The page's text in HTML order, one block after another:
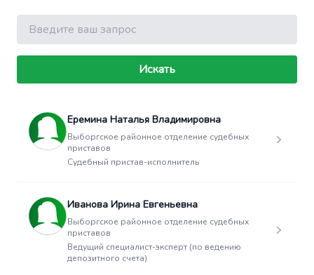
Поиск
Искать
Еремина Наталья Владимировна
Выборгское районное отделение судебных
приставов
Судебный пристав-исполнитель
Иванова Ирина Евгеньевна
Выборгское районное отделение судебных
приставов
Ведущий специалист-эксперт (по ведению
депозитного счета)